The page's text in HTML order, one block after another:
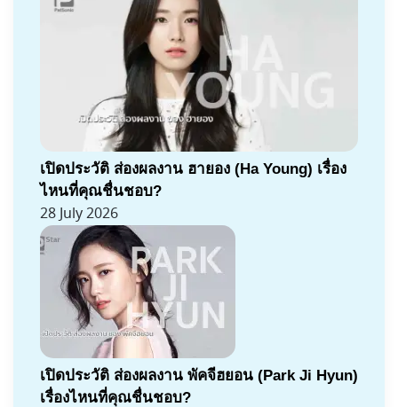
เปิดประวัติ ส่องผลงาน ฮายอง (Ha Young) เรื่อง
ไหนที่คุณชื่นชอบ?
28 July 2026
เปิดประวัติ ส่องผลงาน พัคจีฮยอน (Park Ji Hyun)
เรื่องไหนที่คุณชื่นชอบ?